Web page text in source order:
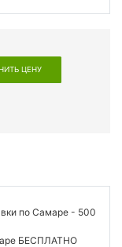
ЦЕНУ
по Самаре - 500
БЕСПЛАТНО